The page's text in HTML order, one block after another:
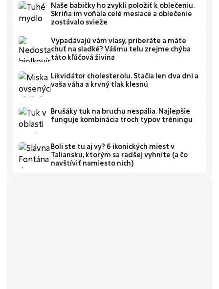
Naše babičky ho zvykli položiť k oblečeniu.
Skriňa im voňala celé mesiace a oblečenie
zostávalo svieže
Vypadávajú vám vlasy, priberáte a máte
chuť na sladké? Vášmu telu zrejme chýba
táto kľúčová živina
Likvidátor cholesterolu. Stačia len dva dni a
vaša váha a krvný tlak klesnú
Brušáky tuk na bruchu nespália. Najlepšie
funguje kombinácia troch typov tréningu
Boli ste tu aj vy? 6 ikonických miest v
Taliansku, ktorým sa radšej vyhnite (a čo
navštíviť namiesto nich)